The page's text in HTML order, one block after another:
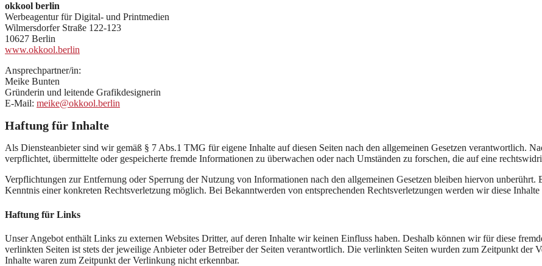
okkool berlin
Werbeagentur für Digital- und Printmedien
Wilmersdorfer Straße 122-123
10627 Berlin
www.okkool.berlin
Ansprechpartner/in:
Meike Bunten
Gründerin und leitende Grafikdesignerin
E-Mail: meike@okkool.berlin
Haftung für Inhalte
Als Diensteanbieter sind wir gemäß § 7 Abs.1 TMG für eigene Inhalte auf diesen Seiten nach den allgemeinen Gesetzen verantwortlich.
verpflichtet, übermittelte oder gespeicherte fremde Informationen zu überwachen oder nach Umständen zu forschen, die auf eine
Verpflichtungen zur Entfernung oder Sperrung der Nutzung von Informationen nach den allgemeinen Gesetzen bleiben hiervon
Kenntnis einer konkreten Rechtsverletzung möglich. Bei Bekanntwerden von entsprechenden Rechtsverletzungen werden wir diese Inhalte
Haftung für Links
Unser Angebot enthält Links zu externen Websites Dritter, auf deren Inhalte wir keinen Einfluss haben. Deshalb können wir für diese
verlinkten Seiten ist stets der jeweilige Anbieter oder Betreiber der Seiten verantwortlich. Die verlinkten Seiten wurden zum Zeitpunkt der
Inhalte waren zum Zeitpunkt der Verlinkung nicht erkennbar.